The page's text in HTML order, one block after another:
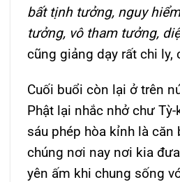
bất tịnh tưởng, nguy
tưởng, vô tham tưởng,
cũng giảng dạy rất chi ly,
Cuối buổi còn lại ở trên
Phật lại nhắc nhở chư
sáu phép hòa kỉnh là căn
chúng nơi nay nơi kia
yên ấm khi chung sống